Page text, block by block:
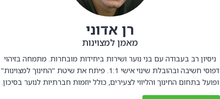
רן אדוני
מאמן למצוינות
ניסיון רב בעבודה עם בני נוער ושירות ביחידות מובחרות. מתמחה בזיהוי
דפוסי חשיבה ובהובלת שינוי אישי 1:1. פיתח את שיטת "החינוך למצוינות"
ופועל בתחום החינוך והליווי לצעירים, כולל יוזמות חברתיות לנוער בסיכון.